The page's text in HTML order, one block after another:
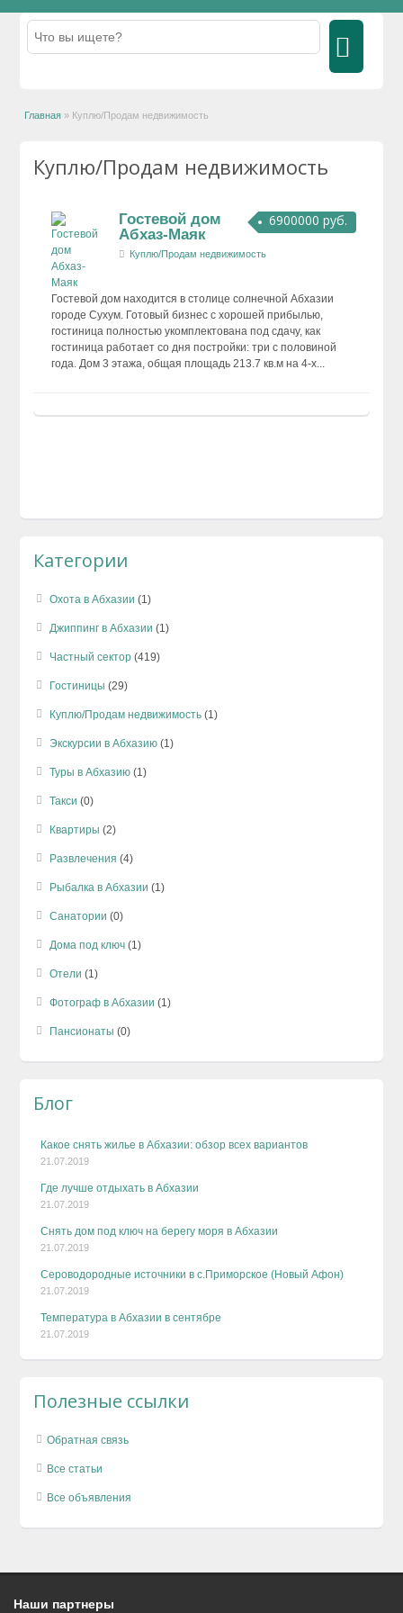
Главная » Куплю/Продам недвижимость
Куплю/Продам недвижимость
6900000 руб.
Гостевой дом
Абхаз-Маяк
Куплю/Продам недвижимость
Гостевой дом находится в столице солнечной Абхазии
городе Сухум. Готовый бизнес с хорошей прибылью,
гостиница полностью укомплектована под сдачу, как
гостиница работает со дня постройки: три с половиной
года. Дом 3 этажа, общая площадь 213.7 кв.м на 4-х...
Категории
Охота в Абхазии (1)
Джиппинг в Абхазии (1)
Частный сектор (419)
Гостиницы (29)
Куплю/Продам недвижимость (1)
Экскурсии в Абхазию (1)
Туры в Абхазию (1)
Такси (0)
Квартиры (2)
Развлечения (4)
Рыбалка в Абхазии (1)
Санатории (0)
Дома под ключ (1)
Отели (1)
Фотограф в Абхазии (1)
Пансионаты (0)
Блог
Какое снять жилье в Абхазии: обзор всех вариантов
21.07.2019
Где лучше отдыхать в Абхазии
21.07.2019
Снять дом под ключ на берегу моря в Абхазии
21.07.2019
Сероводородные источники в с.Приморское (Новый Афон)
21.07.2019
Температура в Абхазии в сентябре
21.07.2019
Полезные ссылки
Обратная связь
Все статьи
Все объявления
Наши партнеры